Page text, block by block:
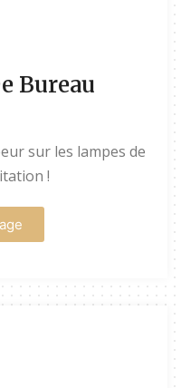
Bureau
sur les lampes de
!